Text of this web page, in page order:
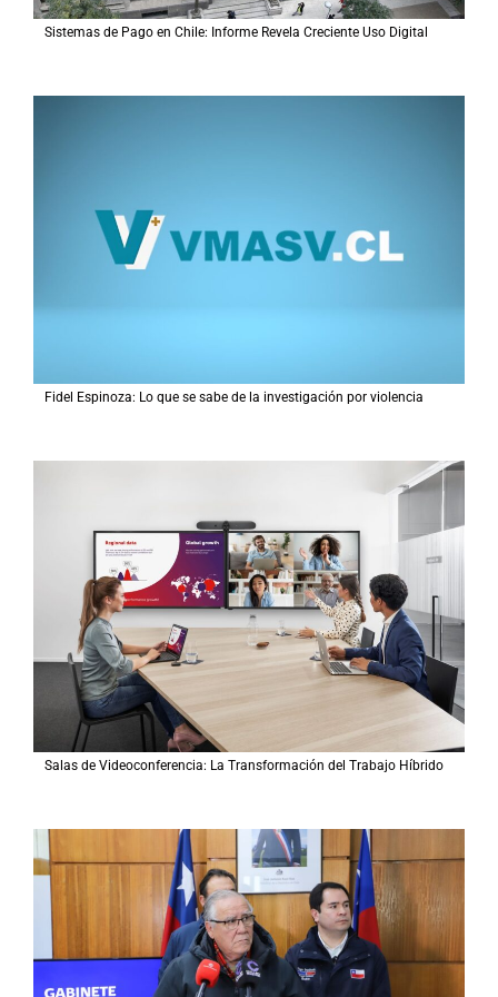
Sistemas de Pago en Chile: Informe Revela Creciente Uso Digital
Fidel Espinoza: Lo que se sabe de la investigación por violencia
Salas de Videoconferencia: La Transformación del Trabajo Híbrido